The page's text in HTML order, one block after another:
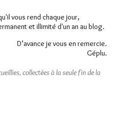
cosmosdansUn nouvel
sylvain zeghni dans
Un
Un
vous rend chaque jour,
et illimité d'un an au blog.
D’avance je vous en remercie.
Géplu.
collectées à la seule fin de la